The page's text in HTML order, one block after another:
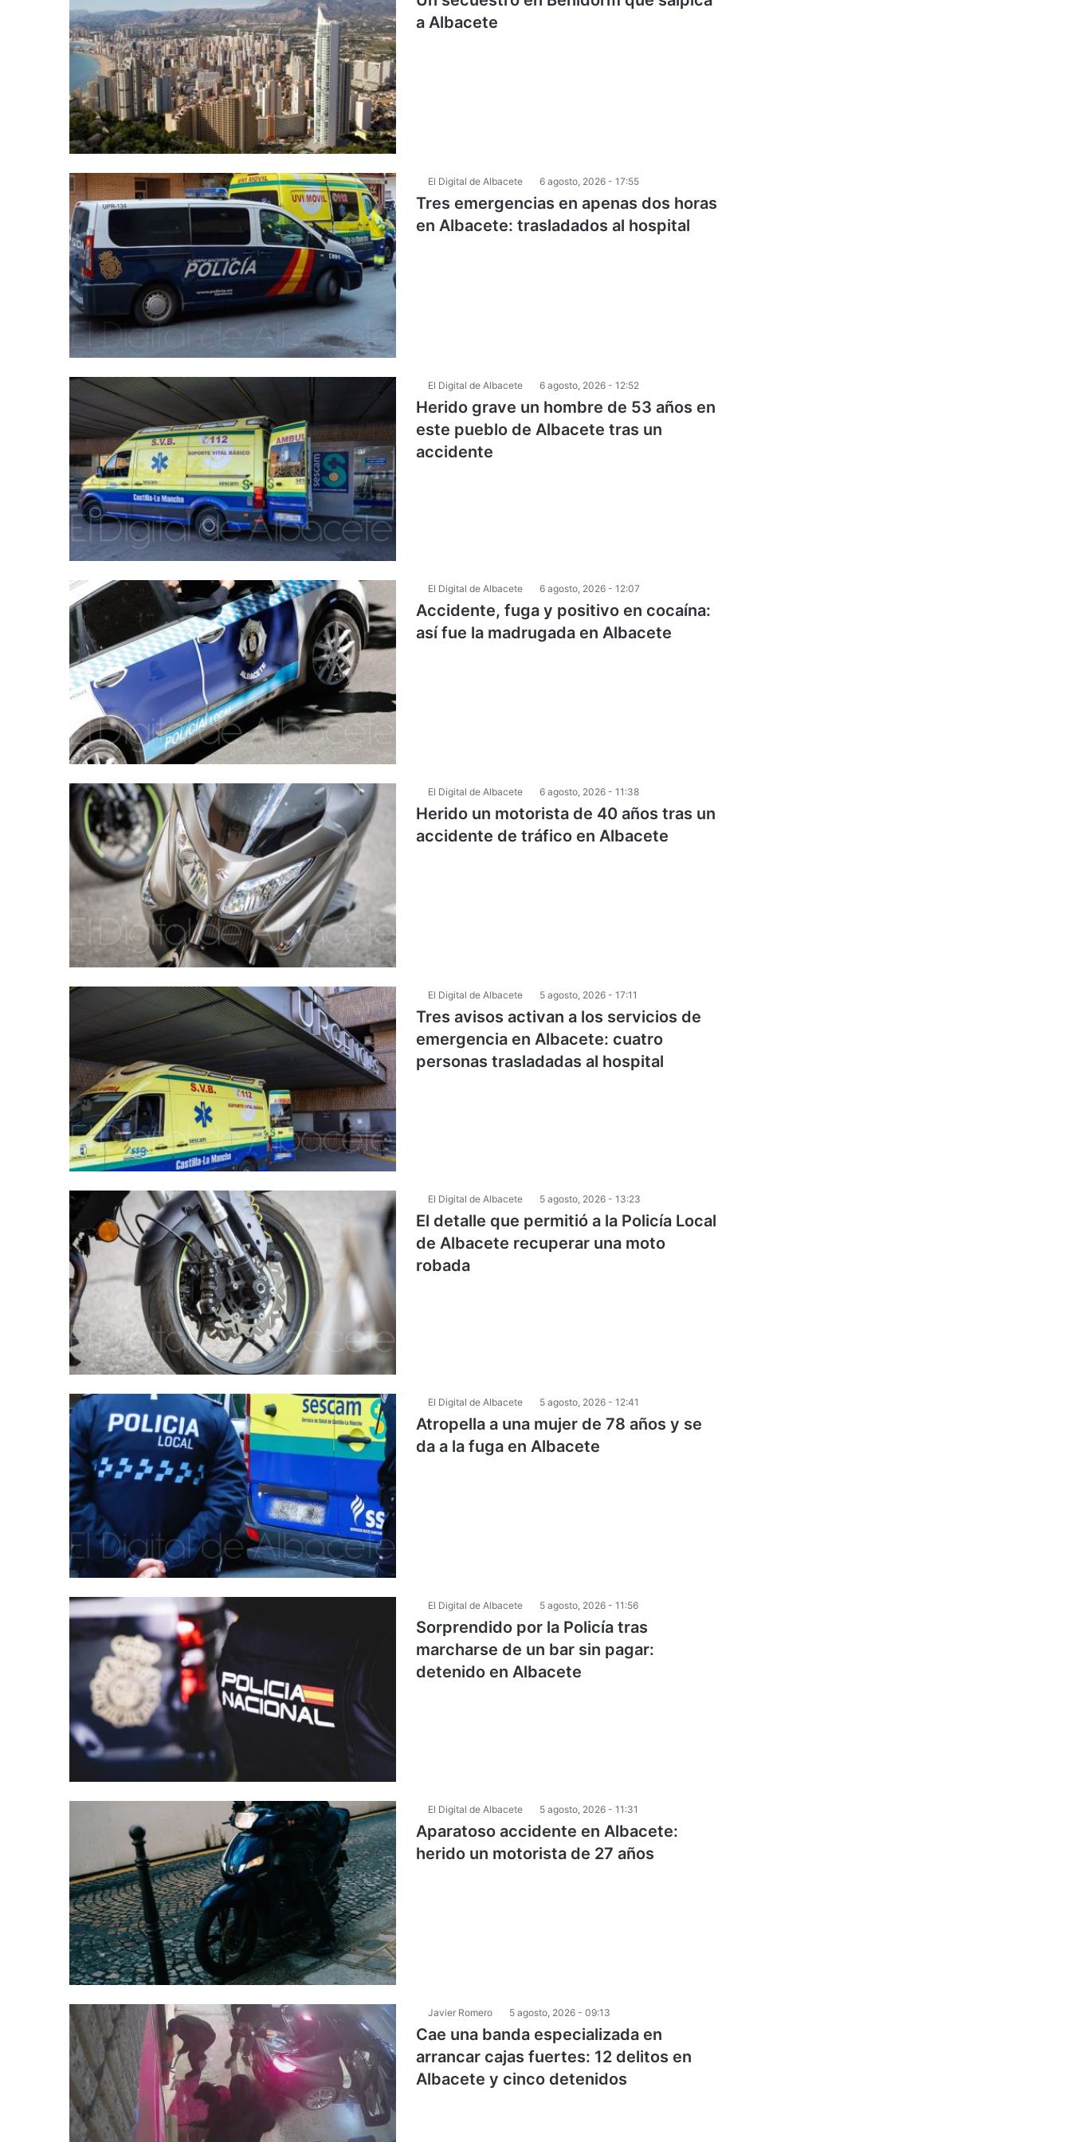
a Albacete
El Digital de Albacete 6 agosto, 2026 - 17:55
Tres emergencias en apenas dos horas
en Albacete: trasladados al hospital
El Digital de Albacete 6 agosto, 2026 - 12:52
Herido grave un hombre de 53 años en
este pueblo de Albacete tras un
accidente
El Digital de Albacete 6 agosto, 2026 - 12:07
Accidente, fuga y positivo en cocaína:
así fue la madrugada en Albacete
El Digital de Albacete 6 agosto, 2026 - 11:38
Herido un motorista de 40 años tras un
accidente de tráfico en Albacete
El Digital de Albacete 5 agosto, 2026 - 17:11
Tres avisos activan a los servicios de
emergencia en Albacete: cuatro
personas trasladadas al hospital
El Digital de Albacete 5 agosto, 2026 - 13:23
El detalle que permitió a la Policía Local
de Albacete recuperar una moto
robada
El Digital de Albacete 5 agosto, 2026 - 12:41
Atropella a una mujer de 78 años y se
da a la fuga en Albacete
El Digital de Albacete 5 agosto, 2026 - 11:56
Sorprendido por la Policía tras
marcharse de un bar sin pagar:
detenido en Albacete
El Digital de Albacete 5 agosto, 2026 - 11:31
Aparatoso accidente en Albacete:
herido un motorista de 27 años
Javier Romero 5 agosto, 2026 - 09:13
Cae una banda especializada en
arrancar cajas fuertes: 12 delitos en
Albacete y cinco detenidos